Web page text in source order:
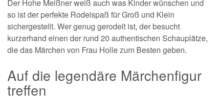
Der Hohe Meißner weiß auch was Kinder wünschen und
so ist der perfekte Rodelspaß für Groß und Klein
sichergestellt. Wer genug gerodelt ist, der besucht
kurzerhand einen der rund 20 authentischen Schauplätze,
die das Märchen von Frau Holle zum Besten geben.
Auf die legendäre Märchenfigur
treffen